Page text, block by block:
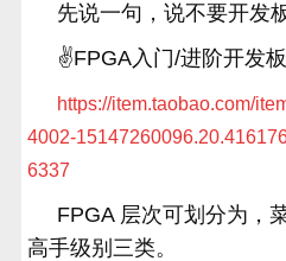
先说一句，说不要开发
✌FPGA入门/进阶开发
https://item.taobao.com/
4002-
6337
FPGA 层次可划分为，
高手级别三类。